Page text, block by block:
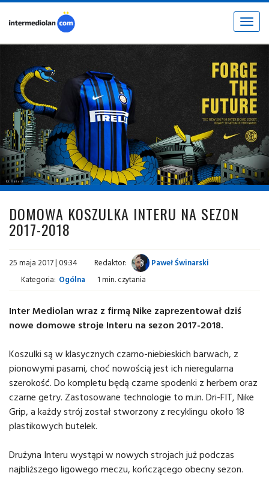
Toggle
fot. © inter.it
DOMOWA KOSZULKA INTERU NA SEZON
2017-2018
25 maja 2017 | 09:34 Redaktor:
Paweł Świnarski
Kategoria: Ogólna 1 min. czytania
Inter Mediolan wraz z firmą Nike zaprezentował dziś
nowe domowe stroje Interu na sezon 2017-2018.
Koszulki są w klasycznych czarno-niebieskich barwach, z
pionowymi pasami, choć nowością jest ich nieregularna
szerokość. Do kompletu będą czarne spodenki z herbem oraz
czarne getry. Zastosowane technologie to m.in. Dri-FIT, Nike
Grip, a każdy strój został stworzony z recyklingu około 18
plastikowych butelek.
Drużyna Interu wystąpi w nowych strojach już podczas
najbliższego ligowego meczu, kończącego obecny sezon.